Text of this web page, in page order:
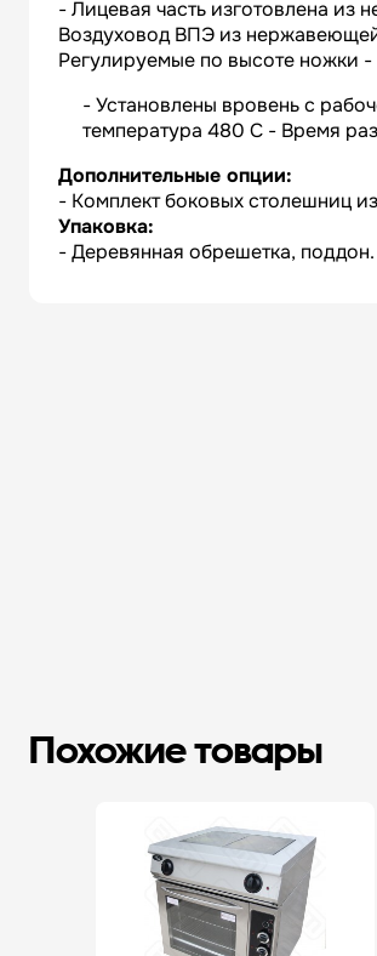
- Лицевая часть изготовлена
Воздуховод ВПЭ из нержавеющей
Регулируемые по высоте ножки
- Установлены вровень с
температура 480 С - Время
Дополнительные опции:
- Комплект боковых столешниц
Упаковка:
- Деревянная обрешетка,
Похожие товары